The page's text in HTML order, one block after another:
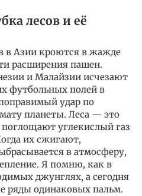
лесов и её
в Азии кроются в жажде
расширения пашен.
и Малайзии исчезают
футбольных полей в
удар по
планеты. Леса — это
углекислый газ
их сжигают,
в атмосферу,
Я помню, как в
джунглях, а сегодня
ряды одинаковых пальм.